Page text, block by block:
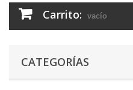
Carrito: vacío
CATEGORÍAS